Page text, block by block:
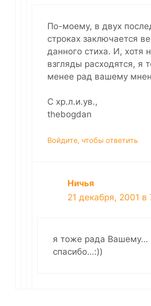
По-моему, в двух
строках заключается
данного стиха. И, хотя
взгляды расходятся, я
менее рад вашему
С хр.л.и.ув.,
thebogdan
Войдите, чтобы ответить
Ничья
21 декабря, 2001 в
я тоже рада Вашему…
спасибо…:))